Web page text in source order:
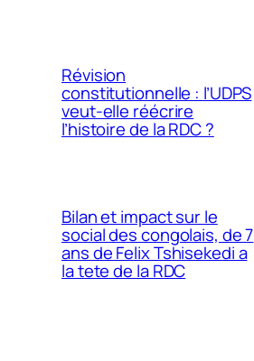
Révision
constitutionnelle : l’UDPS
veut-elle réécrire
l’histoire de la RDC ?
Bilan et impact sur le
social des congolais, de 7
ans de Felix Tshisekedi a
la tete de la RDC